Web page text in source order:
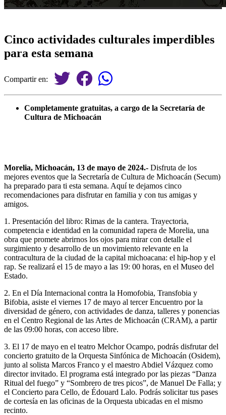
Cinco actividades culturales imperdibles
para esta semana
Compartir en:
Completamente gratuitas, a cargo de la Secretaría de
Cultura de Michoacán
Morelia, Michoacán, 13 de mayo de 2024.- Disfruta de los
mejores eventos que la Secretaría de Cultura de Michoacán (Secum)
ha preparado para ti esta semana. Aquí te dejamos cinco
recomendaciones para disfrutar en familia y con tus amigas y
amigos.
1.⁠ ⁠Presentación del libro: Rimas de la cantera. Trayectoria,
competencia e identidad en la comunidad rapera de Morelia, una
obra que promete abrirnos los ojos para mirar con detalle el
surgimiento y desarrollo de un movimiento relevante en la
contracultura de la ciudad de la capital michoacana: el hip-hop y el
rap. Se realizará el 15 de mayo a las 19: 00 horas, en el Museo del
Estado.
2.⁠ ⁠En el Día Internacional contra la Homofobia, Transfobia y
Bifobia, asiste el viernes 17 de mayo al tercer Encuentro por la
diversidad de género, con actividades de danza, talleres y ponencias
en el Centro Regional de las Artes de Michoacán (CRAM), a partir
de las 09:00 horas, con acceso libre.
3.⁠ ⁠El 17 de mayo en el teatro Melchor Ocampo, podrás disfrutar del
concierto gratuito de la Orquesta Sinfónica de Michoacán (Osidem),
junto al solista Marcos Franco y el maestro Abdiel Vázquez como
director invitado. El programa está integrado por las piezas “Danza
Ritual del fuego” y “Sombrero de tres picos”, de Manuel De Falla; y
el Concierto para Cello, de Édouard Lalo. Podrás solicitar tus pases
de cortesía en las oficinas de la Orquesta ubicadas en el mismo
recinto.